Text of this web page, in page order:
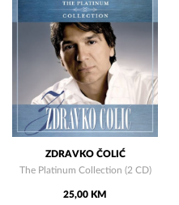
ZDRAVKO ČOLIĆ
The Platinum Collection (2 CD)
25,00 KM